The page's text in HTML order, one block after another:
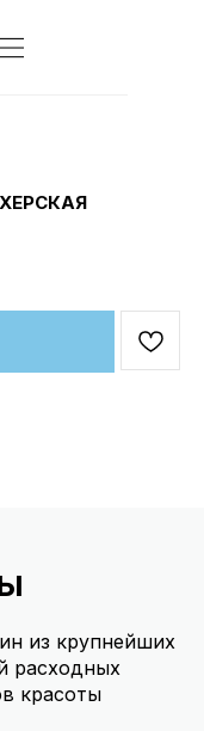
из крупнейших
расходных
красоты